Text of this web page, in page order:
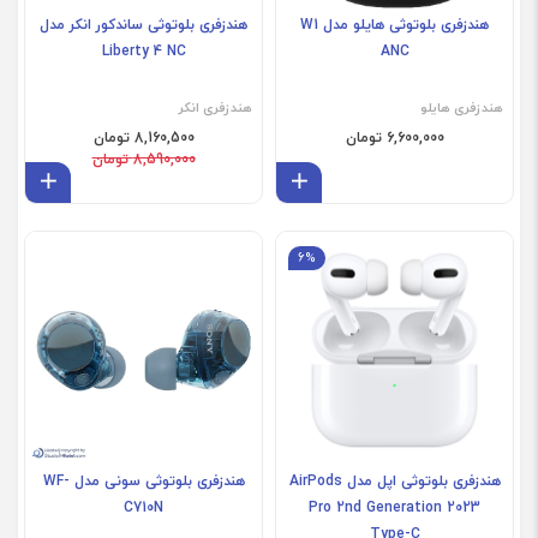
هندزفری بلوتوثی هایلو مدل W1
ANC
هندزفری هایلو
6,600,000 تومان
هندزفری بلوتوثی ساندکور انکر مدل
Liberty 4 NC
هندزفری انکر
8,160,500 تومان
8,590,000 تومان
فروش ویژه
6%
هندزفری بلوتوثی اپل مدل AirPods
Pro 2nd Generation 2023
هندزفری بلوتوثی سونی مدل WF-
C710N